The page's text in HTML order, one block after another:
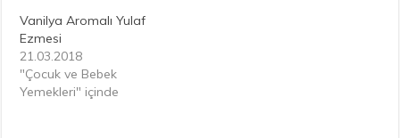
Vanilya Aromalı Yulaf
Ezmesi
21.03.2018
"Çocuk ve Bebek
Yemekleri" içinde